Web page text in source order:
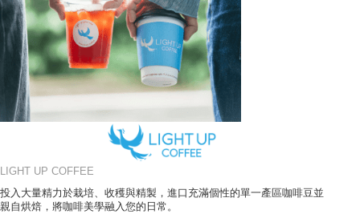
LIGHT UP COFFEE
投入大量精力於栽培、收穫與精製，進口充滿個性的單一產區咖啡豆並
親自烘焙，將咖啡美學融入您的日常。